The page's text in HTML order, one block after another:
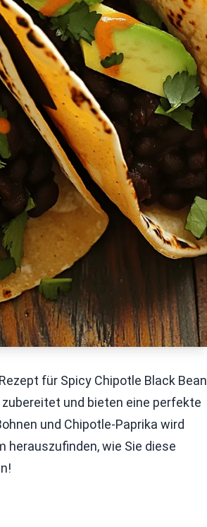
für Spicy Chipotle Black Bean
und bieten eine perfekte
und Chipotle-Paprika wird
herauszufinden, wie Sie diese